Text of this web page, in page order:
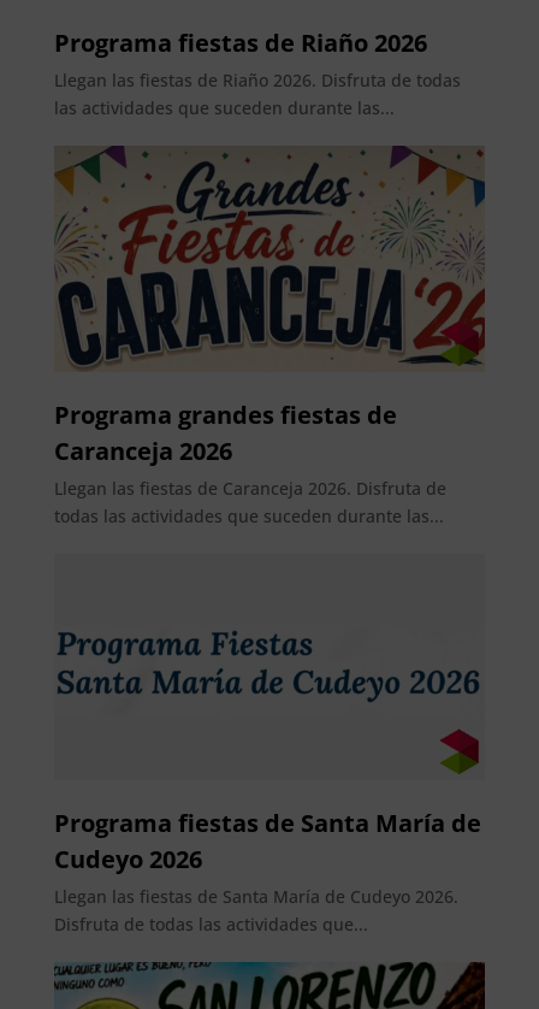
Programa fiestas de Riaño 2026
Llegan las fiestas de Riaño 2026. Disfruta de todas
las actividades que suceden durante las...
Programa grandes fiestas de
Caranceja 2026
Llegan las fiestas de Caranceja 2026. Disfruta de
todas las actividades que suceden durante las...
Programa fiestas de Santa María de
Cudeyo 2026
Llegan las fiestas de Santa María de Cudeyo 2026.
Disfruta de todas las actividades que...